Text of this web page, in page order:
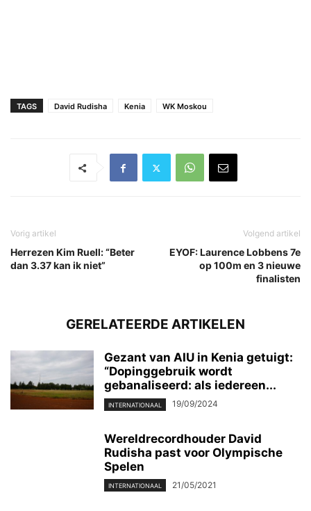
TAGS David Rudisha Kenia WK Moskou
Vorig artikel
Herrezen Kim Ruell: “Beter
dan 3.37 kan ik niet”
Volgend artikel
EYOF: Laurence Lobbens 7e
op 100m en 3 nieuwe
finalisten
GERELATEERDE ARTIKELEN
Gezant van AIU in Kenia getuigt:
“Dopinggebruik wordt
gebanaliseerd: als iedereen...
INTERNATIONAAL 19/09/2024
Wereldrecordhouder David
Rudisha past voor Olympische
Spelen
INTERNATIONAAL 21/05/2021